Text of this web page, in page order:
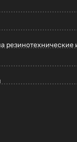
резинотехнические